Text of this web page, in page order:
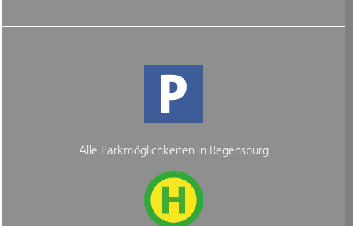
Alle Parkmöglichkeiten in Regensburg